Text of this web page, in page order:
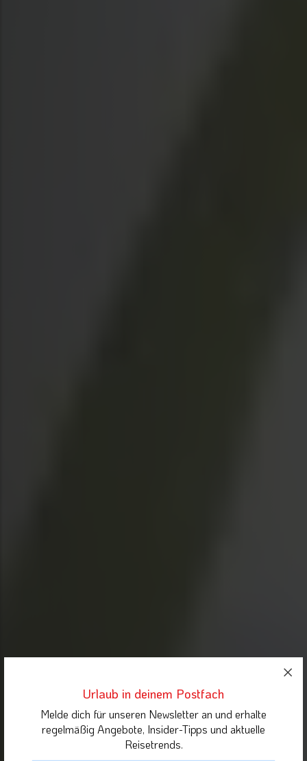
Urlaub in deinem Postfach
Melde dich für unseren Newsletter an und erhalte
regelmäßig Angebote, Insider-Tipps und aktuelle
Reisetrends.